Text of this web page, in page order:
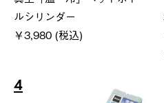
ルシリンダー
￥3,980 (税込)
4